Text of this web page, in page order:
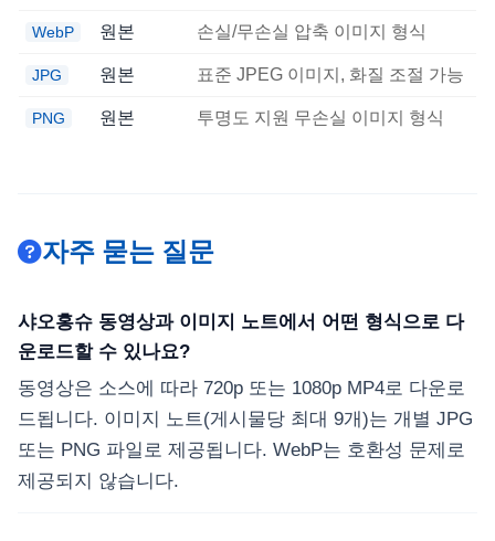
WebP 원본 손실/무손실 압축 이미지 형식
JPG 원본 표준 JPEG 이미지, 화질 조절 가능
PNG 원본 투명도 지원 무손실 이미지 형식
자주 묻는 질문
샤오홍슈 동영상과 이미지 노트에서 어떤 형식으로 다
운로드할 수 있나요?
동영상은 소스에 따라 720p 또는 1080p MP4로 다운로
드됩니다. 이미지 노트(게시물당 최대 9개)는 개별 JPG
또는 PNG 파일로 제공됩니다. WebP는 호환성 문제로
제공되지 않습니다.